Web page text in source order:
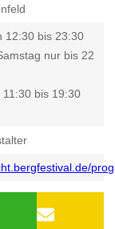
12:30 bis 23:30
nur bis 22
11:30 bis 19:30